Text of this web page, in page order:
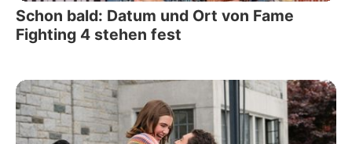
Schon bald: Datum und Ort von Fame
Fighting 4 stehen fest